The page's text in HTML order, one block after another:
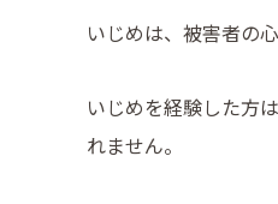
いじめは、被害者の
いじめを経験した方
れません。